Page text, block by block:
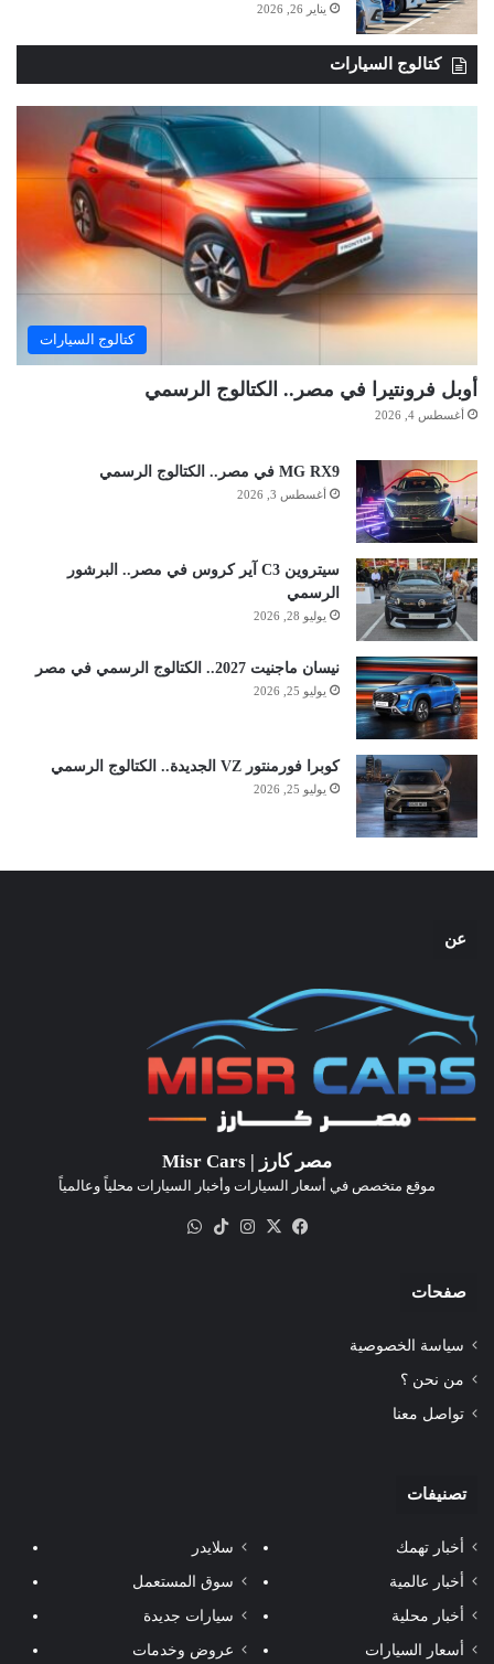
يناير 26, 2026
كتالوج السيارات
كتالوج السيارات
أوبل فرونتيرا في مصر.. الكتالوج الرسمي
أغسطس 4, 2026
MG RX9 في مصر.. الكتالوج الرسمي
أغسطس 3, 2026
سيتروين C3 آير كروس في مصر.. البرشور
الرسمي
يوليو 28, 2026
نيسان ماجنيت 2027.. الكتالوج الرسمي في مصر
يوليو 25, 2026
كوبرا فورمنتور VZ الجديدة.. الكتالوج الرسمي
يوليو 25, 2026
عن
مصر كارز | Misr Cars
موقع متخصص في أسعار السيارات وأخبار السيارات محلياً وعالمياً
فيسبوك
‫X انستقرام‫TikTok
صفحات
سياسة الخصوصية
من نحن ؟
تواصل معنا
تصنيفات
أخبار تهمك
أخبار عالمية
أخبار محلية
أسعار السيارات
سلايدر
سوق المستعمل
سيارات جديدة
عروض وخدمات